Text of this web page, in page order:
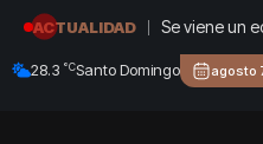
ACTUALIDAD
Se viene un
cómo verlo
28.3 °CSanto Domingo agosto